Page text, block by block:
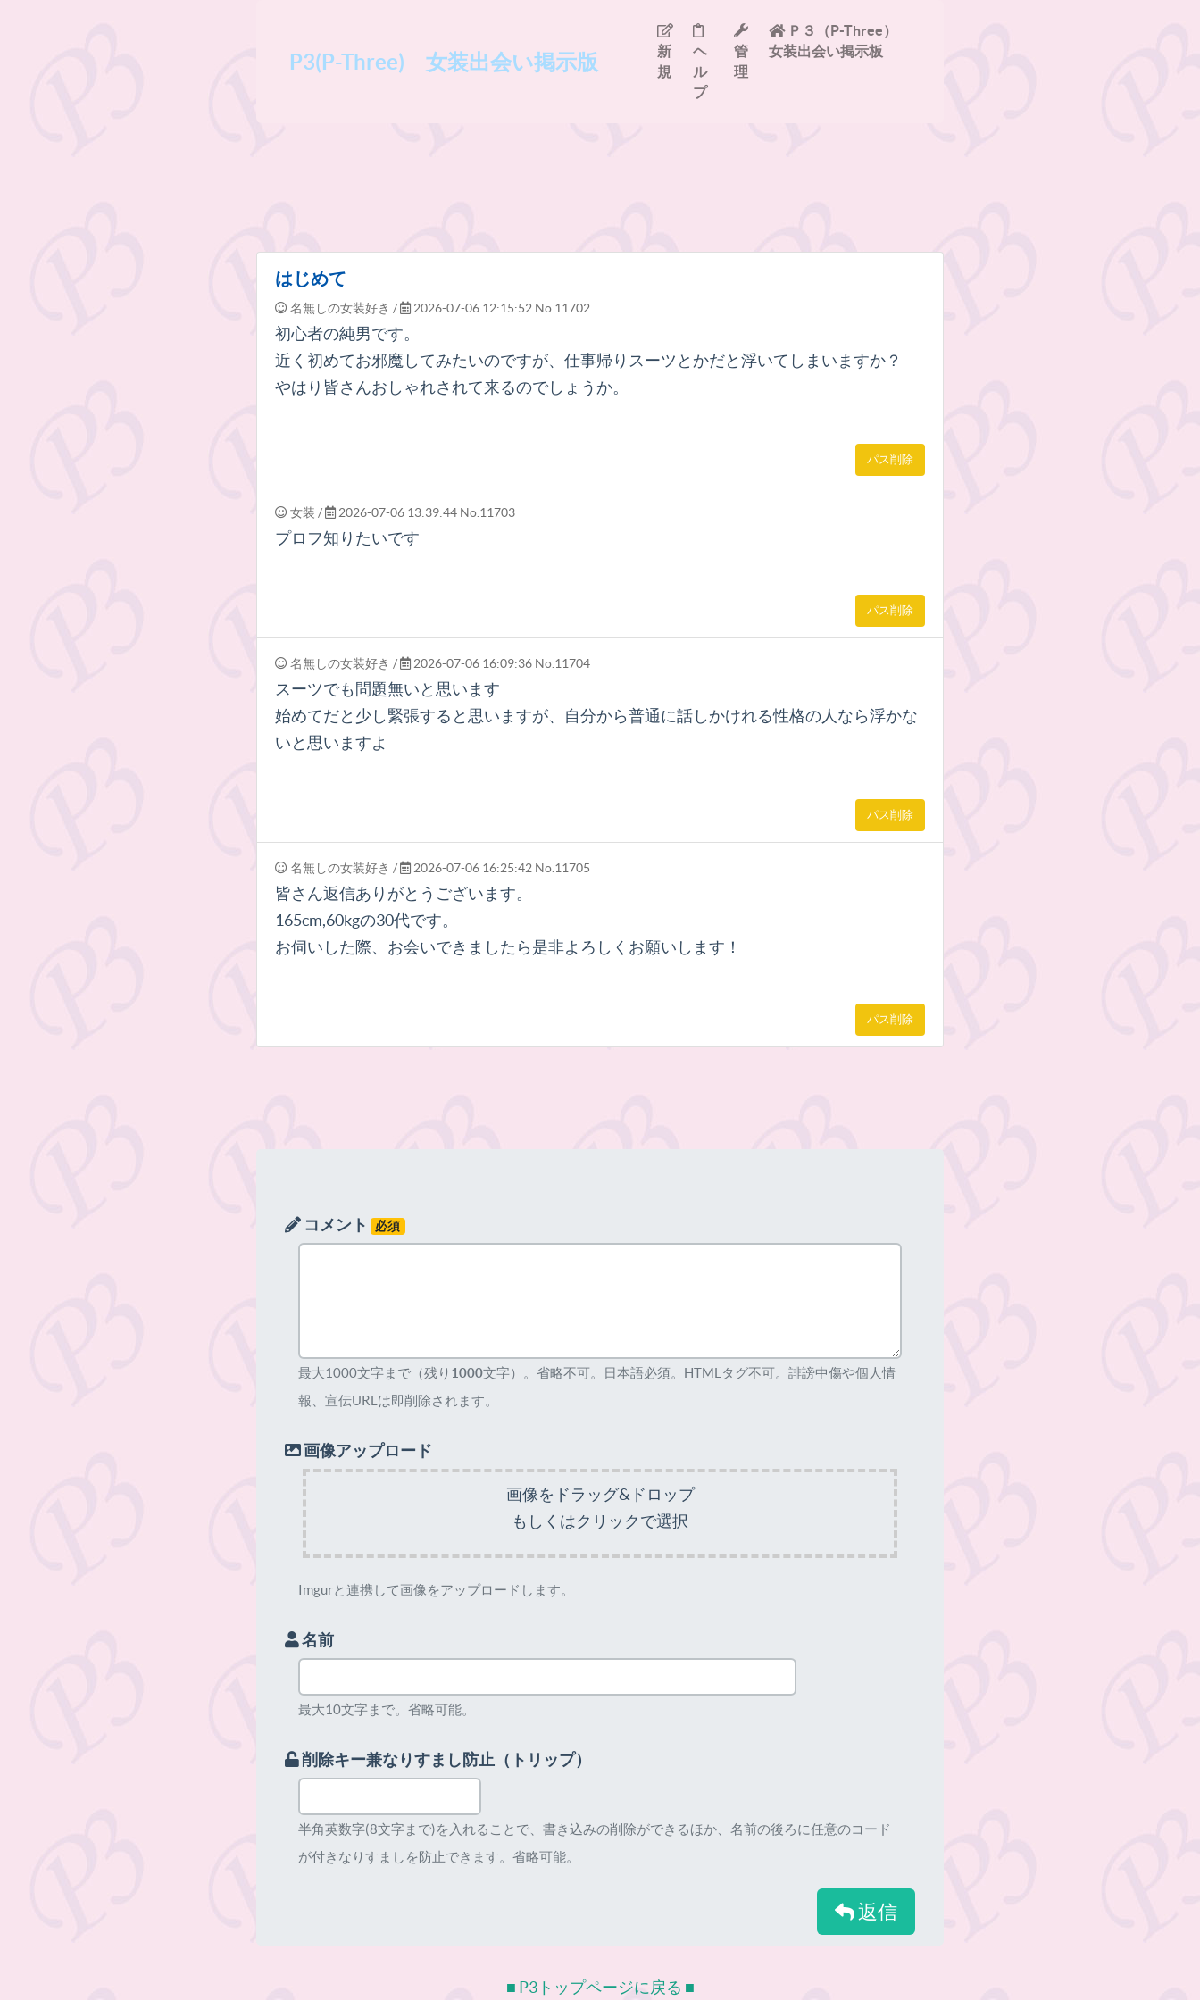
P3(P-Three) 女装出会い掲示版
新
規
ヘ
ル
プ
管
理
Ｐ３（P-Three）
女装出会い掲示板
はじめて
名無しの女装好き / 2026-07-06 12:15:52 No.11702
初心者の純男です。
近く初めてお邪魔してみたいのですが、仕事帰りスーツとかだと浮いてしまいますか？
やはり皆さんおしゃれされて来るのでしょうか。
パス削除
女装 / 2026-07-06 13:39:44 No.11703
プロフ知りたいです
パス削除
名無しの女装好き / 2026-07-06 16:09:36 No.11704
スーツでも問題無いと思います
始めてだと少し緊張すると思いますが、自分から普通に話しかけれる性格の人なら浮かな
いと思いますよ
パス削除
名無しの女装好き / 2026-07-06 16:25:42 No.11705
皆さん返信ありがとうございます。
165cm,60kgの30代です。
お伺いした際、お会いできましたら是非よろしくお願いします！
パス削除
コメント 必須
最大1000文字まで（残り 1000文字）。省略不可。日本語必須。HTMLタグ不可。誹謗中傷や個人情
報、宣伝URLは即削除されます。
画像アップロード
画像をドラッグ&ドロップ
もしくはクリックで選択
Imgurと連携して画像をアップロードします。
名前
最大10文字まで。省略可能。
削除キー兼なりすまし防止（トリップ）
半角英数字(8文字まで)を入れることで、書き込みの削除ができるほか、名前の後ろに任意のコード
が付きなりすましを防止できます。省略可能。
返信
■ P3トップページに戻る ■